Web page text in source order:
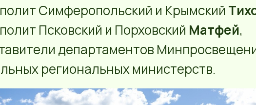
Симферопольский и Крымский
Псковский и Порховский Матфей,
департаментов
региональных министерств.